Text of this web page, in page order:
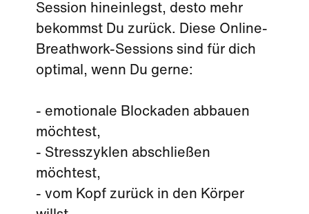
Session hineinlegst, desto mehr
bekommst Du zurück. Diese Online-
Breathwork-Sessions sind für dich
optimal, wenn Du gerne:
- emotionale Blockaden abbauen
möchtest,
- Stresszyklen abschließen
möchtest,
- vom Kopf zurück in den Körper